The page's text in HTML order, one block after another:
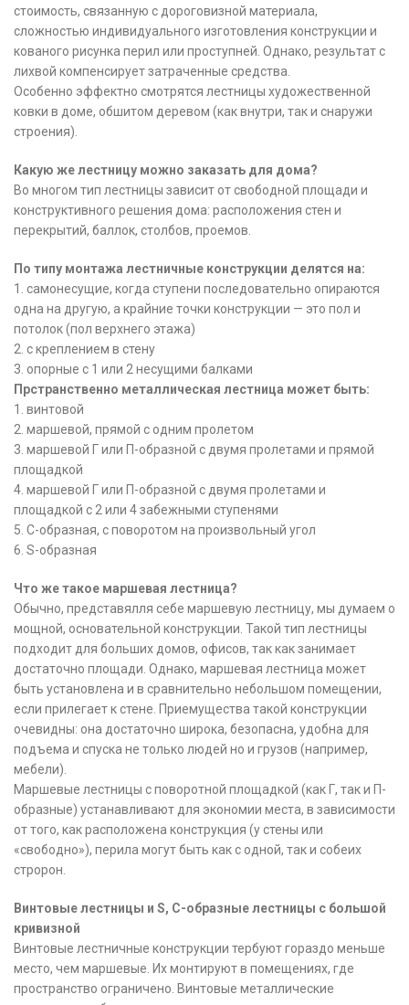
стоимость, связанную с дороговизной материала,
сложностью индивидуального изготовления конструкции и
кованого рисунка перил или проступней. Однако, результат с
лихвой компенсирует затраченные средства.
Особенно эффектно смотрятся лестницы художественной
ковки в доме, обшитом деревом (как внутри, так и снаружи
строения).
Какую же лестницу можно заказать для дома?
Во многом тип лестницы зависит от свободной площади и
конструктивного решения дома: расположения стен и
перекрытий, баллок, столбов, проемов.
По типу монтажа лестничные конструкции делятся на:
1. самонесущие, когда ступени последовательно опираются
одна на другую, а крайние точки конструкции — это пол и
потолок (пол верхнего этажа)
2. с креплением в стену
3. опорные с 1 или 2 несущими балками
Прстранственно металлическая лестница может быть:
1. винтовой
2. маршевой, прямой с одним пролетом
3. маршевой Г или П-образной с двумя пролетами и прямой
площадкой
4. маршевой Г или П-образной с двумя пролетами и
площадкой с 2 или 4 забежными ступенями
5. С-образная, с поворотом на произвольный угол
6. S-образная
Что же такое маршевая лестница?
Обычно, представялля себе маршевую лестницу, мы думаем о
мощной, основательной конструкции. Такой тип лестницы
подходит для больших домов, офисов, так как занимает
достаточно площади. Однако, маршевая лестница может
быть установлена и в сравнительно небольшом помещении,
если прилегает к стене. Приемущества такой конструкции
очевидны: она достаточно широка, безопасна, удобна для
подъема и спуска не только людей но и грузов (например,
мебели).
Маршевые лестницы с поворотной площадкой (как Г, так и П-
образные) устанавливают для экономии места, в зависимости
от того, как расположена конструкция (у стены или
«свободно»), перила могут быть как с одной, так и собеих
стророн.
Винтовые лестницы и S, С-образные лестницы с большой
кривизной
Винтовые лестничные конструкции тербуют гораздо меньше
место, чем маршевые. Их монтируют в помещениях, где
пространство ограничено. Винтовые металлические